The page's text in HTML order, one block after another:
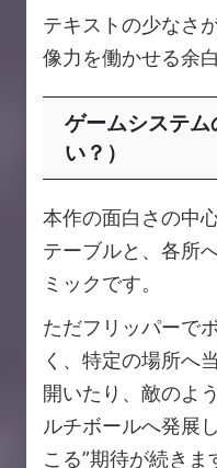
テキストの少なさ
像力を働かせる余
ゲームシステム
い？）
本作の面白さの中
テーブルと、各所
ミックです。
ただフリッパーで
く、特定の場所へ
開いたり、敵のよ
ルチボールへ発展
こる”期待が続きま